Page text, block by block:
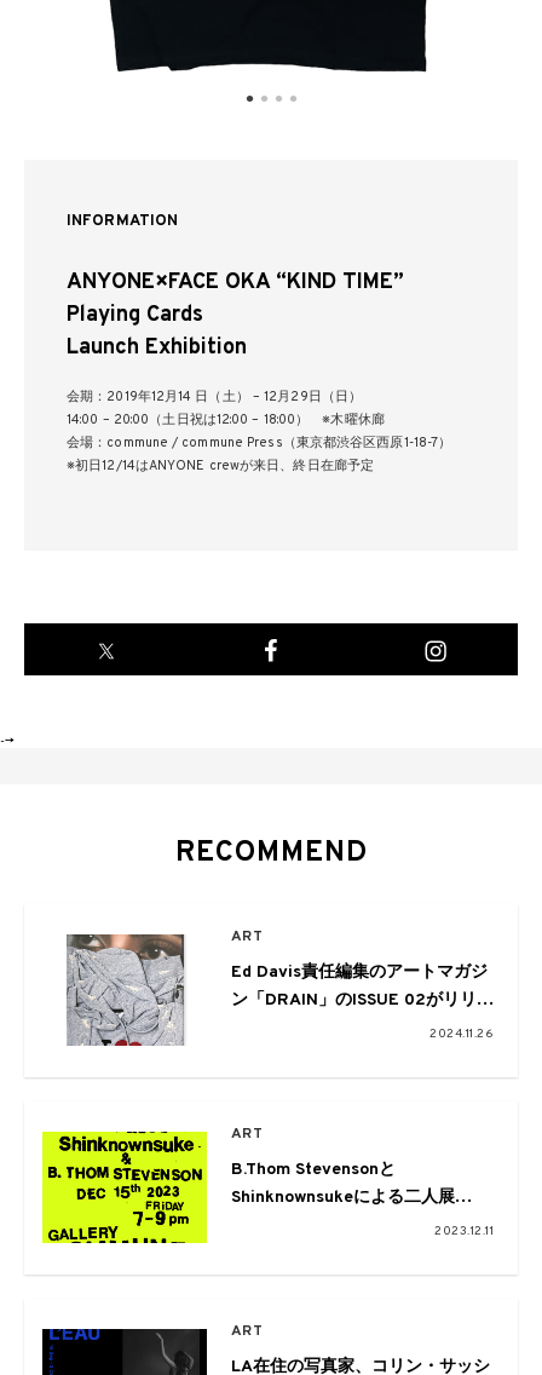
INFORMATION
ANYONE×FACE OKA “KIND TIME”
Playing Cards
Launch Exhibition
会期：2019年12月14 日（土） – 12月29日（日）
14:00 – 20:00（土日祝は12:00 – 18:00） ※木曜休廊
会場：commune / commune Press（東京都渋谷区西原1-18-7）
※初日12/14はANYONE crewが来日、終日在廊予定
-->
RECOMMEND
ART
Ed Davis責任編集のアートマガジ
ン「DRAIN」のISSUE 02がリリー
ス。ローンチ展「PINNED」が2024.11.26
ART
B.Thom Stevensonと
Shinknownsukeによる二人展
「Under Pressure」がgallery2023.12.11
ART
LA在住の写真家、コリン・サッシ